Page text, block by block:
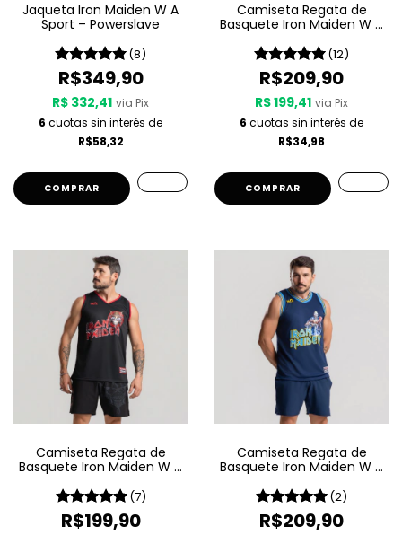
Jaqueta Iron Maiden W A
Sport – Powerslave
(8)
R$349,90
R$ 332,41 via Pix
6 cuotas sin interés de
R$58,32
COMPRAR
Camiseta Regata de
Basquete Iron Maiden W A
(12)
R$209,90
R$ 199,41 via Pix
6 cuotas sin interés de
R$34,98
COMPRAR
Camiseta Regata de
Basquete Iron Maiden W A
(7)
R$199,90
Camiseta Regata de
Basquete Iron Maiden W A
Seventh Son
(2)
R$209,90